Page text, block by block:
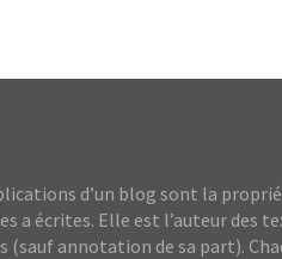
d’un blog sont la
a écrites. Elle est l’auteur des
(sauf annotation de sa part).